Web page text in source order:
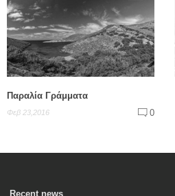
Παραλία Γράμματα
Φεβ 23,2016 0
Recent news